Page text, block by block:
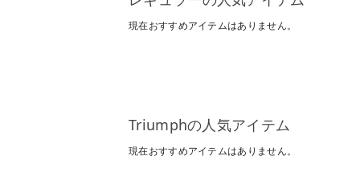
現在おすすめアイテムはありません。
Triumphの人気アイテム
現在おすすめアイテムはありません。